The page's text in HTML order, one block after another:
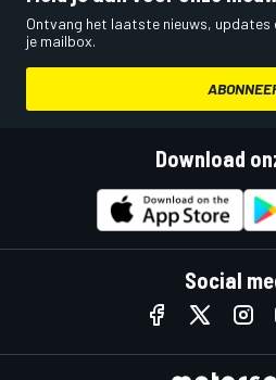
Ontvang het laatste nieuws, updates
je mailbox.
Download
Social